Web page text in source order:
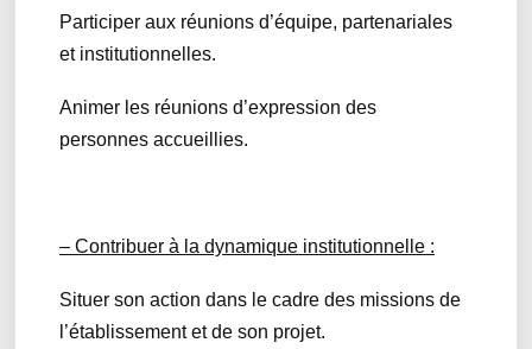
Participer aux réunions d’équipe, partenariales
et institutionnelles.
Animer les réunions d’expression des
personnes accueillies.
– Contribuer à la dynamique institutionnelle :
Situer son action dans le cadre des missions de
l’établissement et de son projet.